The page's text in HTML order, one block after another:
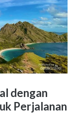
dengan
Perjalanan